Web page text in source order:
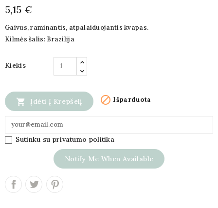
5,15 €
Gaivus, raminantis, atpalaiduojantis kvapas.
Kilmės šalis: Brazilija
Kiekis
 Įdėti Į Krepšelį  Išparduota
Sutinku su privatumo politika
Notify Me When Available